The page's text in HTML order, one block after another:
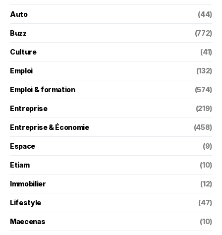
Auto (44)
Buzz (772)
Culture (41)
Emploi (132)
Emploi & formation (574)
Entreprise (219)
Entreprise & Économie (458)
Espace (9)
Etiam (10)
Immobilier (12)
Lifestyle (47)
Maecenas (10)